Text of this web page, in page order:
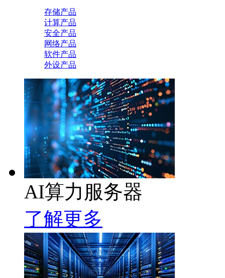
存储产品
计算产品
安全产品
网络产品
软件产品
外设产品
AI算力服务器
了解更多